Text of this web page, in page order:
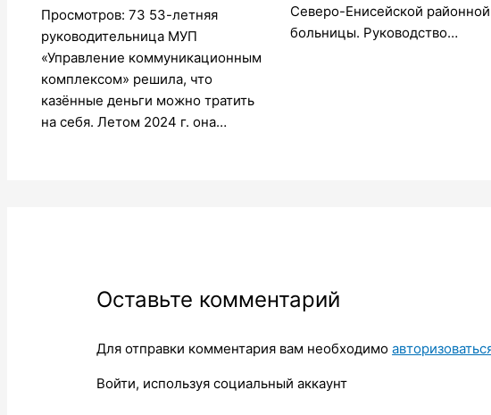
Просмотров: 73 53-летняя
руководительница МУП
«Управление коммуникационным
комплексом» решила, что
казённые деньги можно тратить
на себя. Летом 2024 г. она…
Северо-Енисейской районной
больницы. Руководство…
Оставьте комментарий
Для отправки комментария вам необходимо
Войти, используя социальный аккаунт